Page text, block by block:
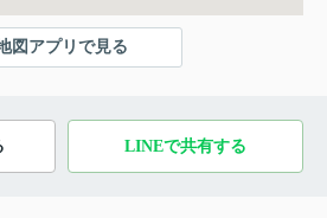
図アプリで見る
LINEで共有する